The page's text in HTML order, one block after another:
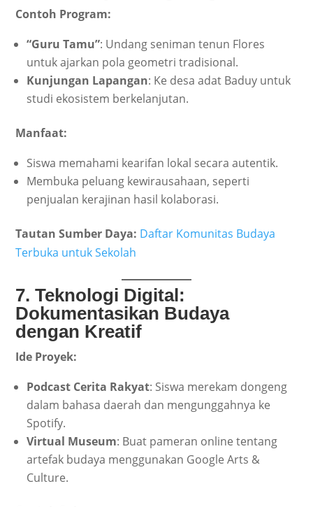
Contoh Program:
“Guru Tamu”: Undang seniman tenun Flores
untuk ajarkan pola geometri tradisional.
Kunjungan Lapangan: Ke desa adat Baduy untuk
studi ekosistem berkelanjutan.
Manfaat:
Siswa memahami kearifan lokal secara autentik.
Membuka peluang kewirausahaan, seperti
penjualan kerajinan hasil kolaborasi.
Tautan Sumber Daya: Daftar Komunitas Budaya
Terbuka untuk Sekolah
7. Teknologi Digital:
Dokumentasikan Budaya
dengan Kreatif
Ide Proyek:
Podcast Cerita Rakyat: Siswa merekam dongeng
dalam bahasa daerah dan mengunggahnya ke
Spotify.
Virtual Museum: Buat pameran online tentang
artefak budaya menggunakan Google Arts &
Culture.